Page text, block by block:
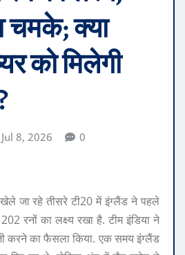
चमके; क्या
को मिलेगी
Jul 8, 2026 0
जा रहे तीसरे टी20 में इंग्लैंड ने पहले
रनों का लक्ष्य रखा है. टीम इंडिया ने
करने का फैसला किया. एक समय इंग्लैंड